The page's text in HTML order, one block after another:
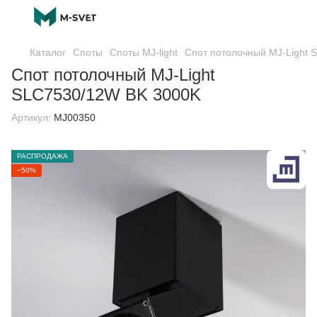
Каталог Споты Споты MJ-light Спот потолочный MJ-Light
Спот потолочный MJ-Light
SLC7530/12W BK 3000K
Артикул: MJ00350
РАСПРОДАЖА
−50%